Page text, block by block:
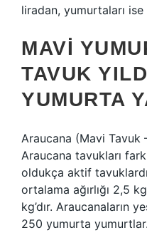
liradan, yumurtaları ise
MAVI
TAVUK
YUMURTA
Araucana (Mavi Tavuk
Araucana tavukları
oldukça aktif
ortalama ağırlığı 2,5
kg’dır. Araucanaların
250 yumurta yumurtlar.